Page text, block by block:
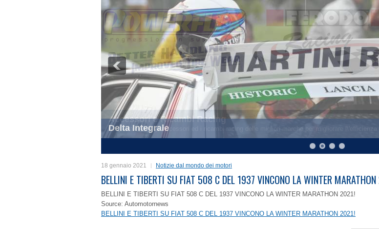
Delta Integrale
18 gennaio 2021 Notizie dal mondo dei motori
BELLINI E TIBERTI SU FIAT 508 C DEL 1937 VINCONO LA WINTER
BELLINI E TIBERTI SU FIAT 508 C DEL 1937 VINCONO LA WINTER MARATHON 2021!
Source: Automotornews
BELLINI E TIBERTI SU FIAT 508 C DEL 1937 VINCONO LA WINTER MARATHON 2021!